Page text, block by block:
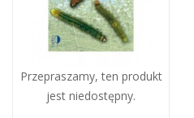
Przepraszamy, ten produkt
jest niedostępny.